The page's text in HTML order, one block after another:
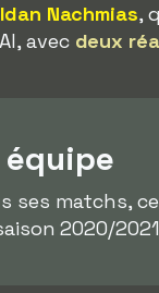
Idan Nachmias,
avec deux
ses matchs,
2020/